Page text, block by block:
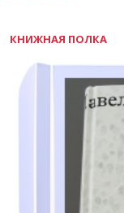
КНИЖНАЯ ПОЛКА